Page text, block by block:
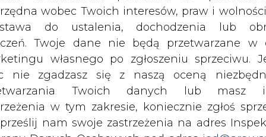
wobec Twoich interesów, praw i
do ustalenia, dochodzenia lub
Twoje dane nie będą przetwarzane w
własnego po zgłoszeniu sprzeciwu.
nie zgadzasz się z naszą oceną
Twoich danych lub masz
w tym zakresie, koniecznie zgłoś
prześlij nam swoje zastrzeżenia na adres
Przesłanie komentarza oznacza akceptację zasad korzystania
z portalu cire.pl
wyślij